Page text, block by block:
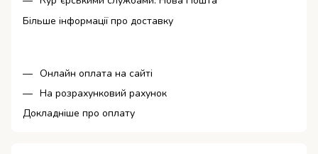
Більше інформації про доставку
Онлайн оплата на сайті
На розрахунковий рахунок
Докладніше про оплату